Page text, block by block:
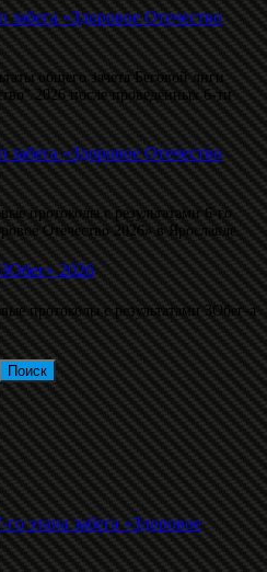
забега «Здоровое Отечество
общего зачета Беговой лиги
2026 после проведённых 6-ти
забега «Здоровое Отечество
протоколы с результатами 6-го
Отечество 2026» в Ярославле.
2026
протоколы с результатами ЗОбег-а
Поиск
этапа забега «Здоровое